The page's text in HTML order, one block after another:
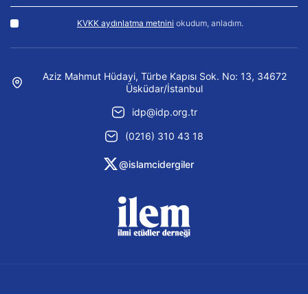
KVKK aydınlatma metnini okudum, anladım.
Aziz Mahmut Hüdayi, Türbe Kapısı Sok. No: 13, 34672
Üsküdar/İstanbul
idp@idp.org.tr
(0216) 310 43 18
@islamcidergiler